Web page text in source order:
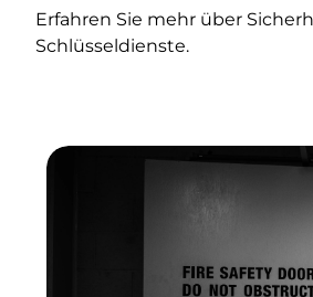
Erfahren Sie mehr über
Schlüsseldienste.